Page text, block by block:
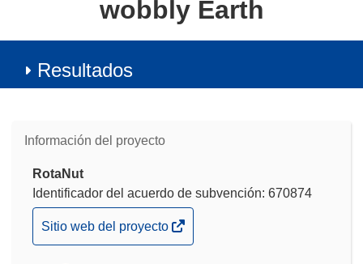
wobbly Earth
Resultados
Información del proyecto
RotaNut
Identificador del acuerdo de subvención: 670874
(se
abrirá
Sitio web del proyecto